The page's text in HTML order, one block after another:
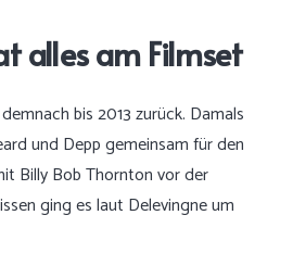
alles am Filmset
bis 2013 zurück. Damals
und Depp gemeinsam für den
Billy Bob Thornton vor der
ging es laut Delevingne um